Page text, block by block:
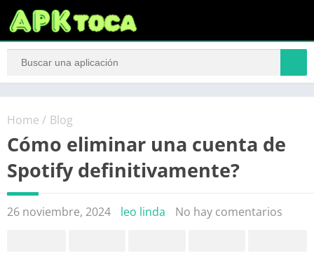
Home / Blog
Cómo eliminar una cuenta de
Spotify definitivamente?
26 noviembre, 2024 leo linda No hay comentarios